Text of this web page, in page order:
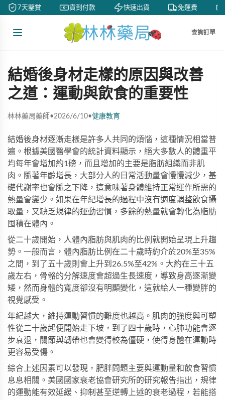
7天鑒賞 貨到付款 快速出貨 免運費
查詢訂單
結婚後身材走樣的原因與改善
之道：運動與飲食的重要性
林林藥局藥師•2026/6/10•健康教育
結婚後身材逐漸走樣是許多人共同的煩惱，這種情況相當普
遍。根據美國醫學會的統計資料顯示，絕大多數人的體重平
均每年會增加約1磅，而且增加的主要是脂肪組織而非肌
肉。隨著年齡增長，大部分人的日常活動量會慢慢減少，基
礎代謝率也會隨之下降，這意味著身體維持正常運作所需的
熱量會變少。如果在年紀增長的過程中沒有適度調整飲食攝
取量，又缺乏規律的運動習慣，多餘的熱量就會轉化為脂肪
囤積在體內。
從二十歲開始，人體內脂肪與肌肉的比例就開始呈現上升趨
勢。一般而言，體內脂肪比例在二十歲時約介於20%至35%
之間，到了五十歲則會上升到26.5%至42%。大約在三十五
歲左右，骨骼的分解速度會超過生長速度，導致身高逐漸變
矮，然而身體的寬度卻沒有明顯變化，這就給人一種變胖的
視覺感受。
年紀越大，維持運動習慣的難度也越高。肌肉的強度與可塑
性從二十歲起便開始走下坡，到了四十歲時，心肺功能會逐
步衰退，關節與韌帶也會變得較為僵硬，使得身體在運動時
更容易受傷。
綜合上述因素可以發現，肥胖問題主要與運動量和飲食習慣
息息相關。美國國家衰老協會研究所的研究報告指出，規律
的運動能有效延緩、抑制甚至逆轉上述的衰老過程，若能搭